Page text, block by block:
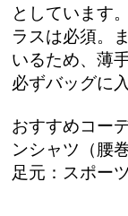
としています
ラスは必須。
いるため、薄
必ずバッグに
おすすめコー
ンシャツ（腰巻
足元：スポー